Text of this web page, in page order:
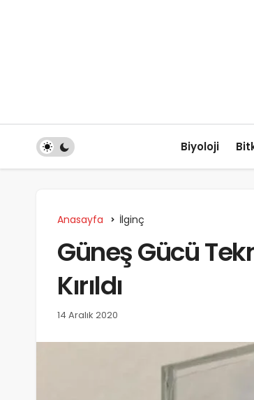
Biyoloji
Anasayfa İlginç
Güneş Gücü
Kırıldı
14 Aralık 2020